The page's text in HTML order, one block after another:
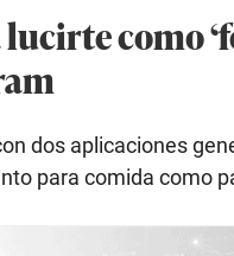
como
dos aplicaciones
para comida como